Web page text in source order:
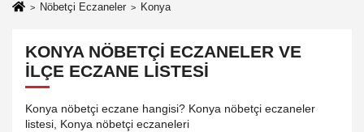
Nöbetçi Eczaneler Konya
KONYA NÖBETÇI ECZANELER VE
İLÇE ECZANE LISTESI
Konya nöbetçi eczane hangisi? Konya nöbetçi eczaneler
listesi, Konya nöbetçi eczaneleri